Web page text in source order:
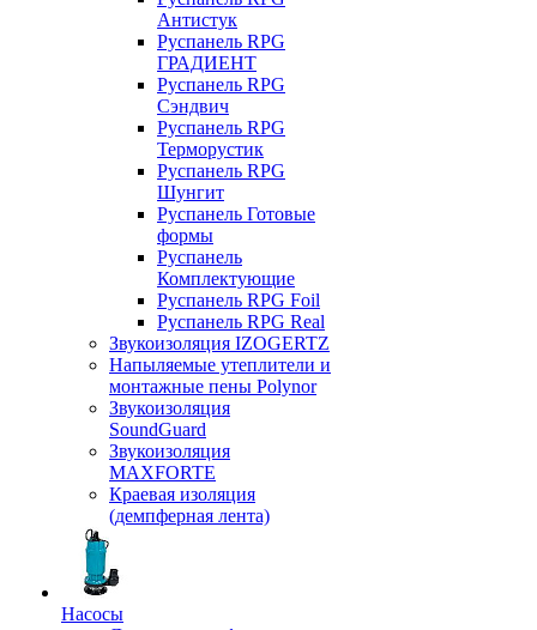
Антистук
Руспанель RPG
ГРАДИЕНТ
Руспанель RPG
Сэндвич
Руспанель RPG
Терморустик
Руспанель RPG
Шунгит
Руспанель Готовые
формы
Руспанель
Комплектующие
Руспанель RPG Foil
Руспанель RPG Real
Звукоизоляция IZOGERTZ
Напыляемые утеплители и
монтажные пены Polynor
Звукоизоляция
SoundGuard
Звукоизоляция
MAXFORTE
Краевая изоляция
(демпферная лента)
Насосы